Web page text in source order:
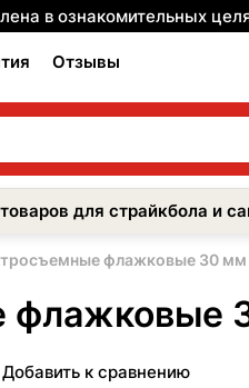
в ознакомительных
Отзывы
для страйкбола и
флажковые 30 мм
флажковые
Добавить к сравнению